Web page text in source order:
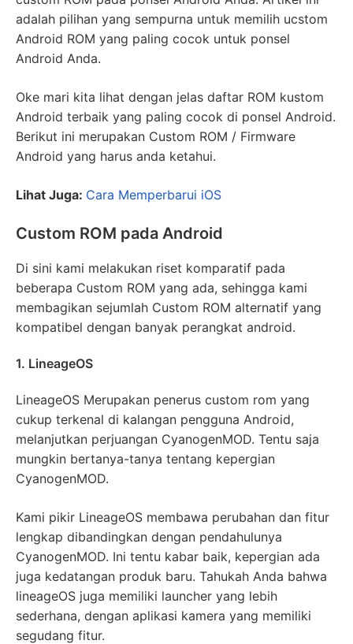
adalah pilihan yang sempurna untuk memilih ucstom
Android ROM yang paling cocok untuk ponsel
Android Anda.
Oke mari kita lihat dengan jelas daftar ROM kustom
Android terbaik yang paling cocok di ponsel Android.
Berikut ini merupakan Custom ROM / Firmware
Android yang harus anda ketahui.
Lihat Juga: Cara Memperbarui iOS
Custom ROM pada Android
Di sini kami melakukan riset komparatif pada
beberapa Custom ROM yang ada, sehingga kami
membagikan sejumlah Custom ROM alternatif yang
kompatibel dengan banyak perangkat android.
1. LineageOS
LineageOS Merupakan penerus custom rom yang
cukup terkenal di kalangan pengguna Android,
melanjutkan perjuangan CyanogenMOD. Tentu saja
mungkin bertanya-tanya tentang kepergian
CyanogenMOD.
Kami pikir LineageOS membawa perubahan dan fitur
lengkap dibandingkan dengan pendahulunya
CyanogenMOD. Ini tentu kabar baik, kepergian ada
juga kedatangan produk baru. Tahukah Anda bahwa
lineageOS juga memiliki launcher yang lebih
sederhana, dengan aplikasi kamera yang memiliki
segudang fitur.